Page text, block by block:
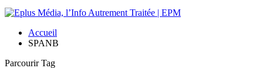
Accueil
SPANB
Parcourir Tag